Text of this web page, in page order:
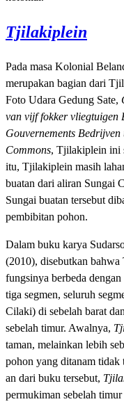
Tjilakiplein
Pada masa Kolonial
merupakan bagian dari
Foto Udara Gedung Sate,
van vijf fokker vliegtuigen
Gouvernements Bedrijven
Commons, Tjilakiplein ini
itu, Tjilakiplein masih
buatan dari aliran Sungai
Sungai buatan tersebut
pembibitan pohon.
Dalam buku karya
(2010), disebutkan
fungsinya berbeda
tiga segmen, seluruh
Cilaki) di sebelah barat dan
sebelah timur. Awalnya,
taman, melainkan lebih
pohon yang ditanam
an dari buku tersebut,
permukiman sebelah